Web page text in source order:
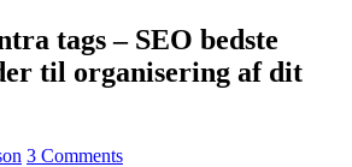
tags – SEO bedste
til organisering af dit
3 Comments